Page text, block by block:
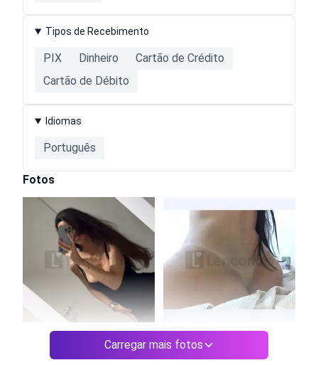
Tipos de Recebimento
PIX Dinheiro
Cartão de Crédito
Cartão de Débito
Idiomas
Português
Fotos
Carregar mais fotos